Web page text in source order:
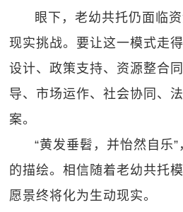
眼下，老幼共托仍面临
现实挑战。要让这一模式走
设计、政策支持、资源整合
导、市场运作、社会协同、
案。
“黄发垂髫，并怡然自乐
的描绘。相信随着老幼共托
愿景终将化为生动现实。